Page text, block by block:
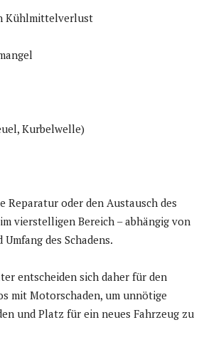
Kühlmittelverlust
Kurbelwelle)
Reparatur oder den Austausch des
vierstelligen Bereich – abhängig von
des Schadens.
entscheiden sich daher für den
mit Motorschaden, um unnötige
und Platz für ein neues Fahrzeug zu